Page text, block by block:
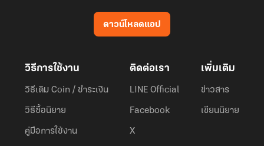
ดาวน์โหลดแอป
วิธีการใช้งาน
วิธีเติม Coin / ชำระเงิน
วิธีซื้อนิยาย
คู่มือการใช้งาน
ติดต่อเรา
LINE Official
Facebook
X
เพิ่มเติม
ข่าวสาร
เขียนนิยาย